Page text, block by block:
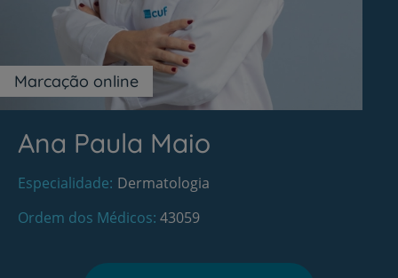
Marcação online
Ana Paula Maio
Especialidade Dermatologia
Ordem dos Médicos 43059